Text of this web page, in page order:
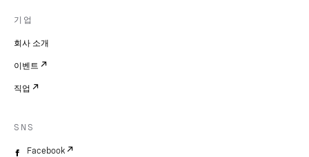
기업
회사 소개
이벤트
직업
SNS
Facebook